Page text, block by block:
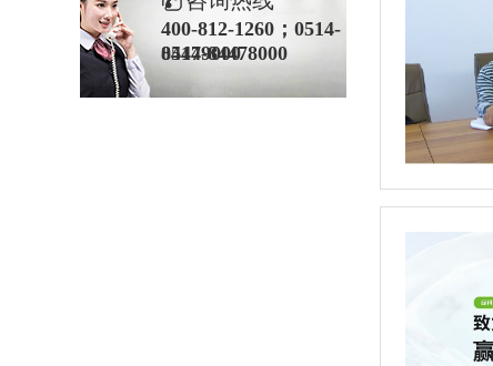
400-812-1260；0514-
84479000
0514-84478000